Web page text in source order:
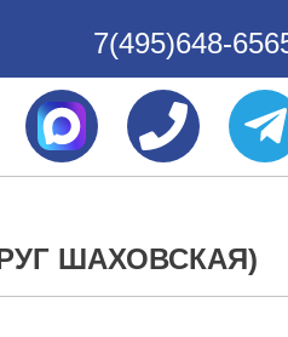
7(495)648-
ШАХОВСКАЯ)